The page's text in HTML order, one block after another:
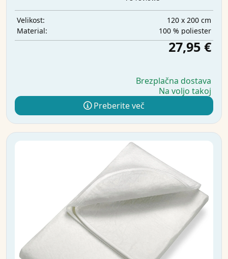
Velikost:
120 x 200 cm
Material:
100 % poliester
27,95 €
Brezplačna dostava
Na voljo takoj
Preberite več